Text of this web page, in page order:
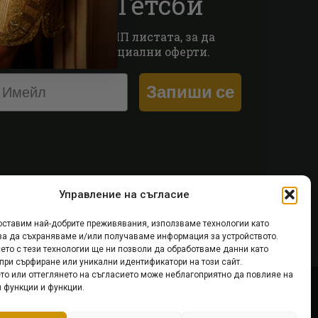
Управление на съгласие
най-добрите преживявания, използваме технологии като
да съхраняваме и/или получаваме информация за устройството.
с тези технологии ще ни позволи да обработваме данни като
сърфиране или уникални идентификатори на този сайт.
или оттеглянето на съгласието може неблагоприятно да повлияе на
функции и функции.
Запиши се за ВИП листата, за да
получаваш специални оферти.
Запиши се